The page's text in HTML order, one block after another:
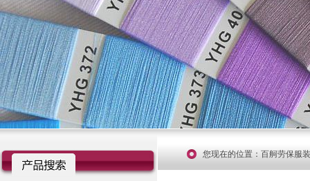
您现在的位置： 百舸劳保服